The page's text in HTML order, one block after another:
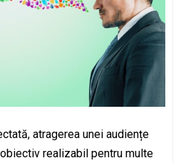
atragerea unei audiențe
realizabil pentru multe